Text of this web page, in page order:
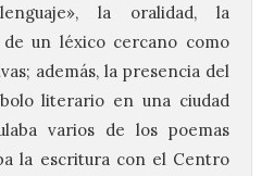
la oralidad, la
un léxico cercano como
además, la presencia del
literario en una ciudad
varios de los poemas
la escritura con el Centro